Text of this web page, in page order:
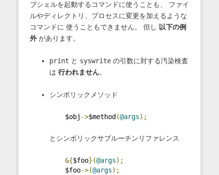
ブシェルを起動するコマンドに使うことも、 ファイ
ルやディレクトリ、プロセスに変更を加えるような
コマンドに 使うこともできません。 但し 以下の例
外があります。
print と syswriteの引数に対する汚染検査
は 行われません。
シンボリックメソッド
$obj ->$method (@args);
とシンボリックサブルーチンリファレンス
&{$foo}(@args);
$foo->(@args);